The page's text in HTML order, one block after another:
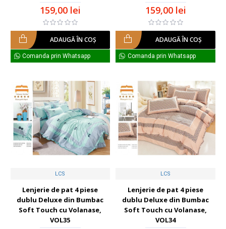
159,00 lei
ADAUGĂ ÎN COŞ
Comanda prin Whatsapp
159,00 lei
ADAUGĂ ÎN COŞ
Comanda prin Whatsapp
LCS
Lenjerie de pat 4 piese
dublu Deluxe din Bumbac
Soft Touch cu Volanase,
VOL35
LCS
Lenjerie de pat 4 piese
dublu Deluxe din Bumbac
Soft Touch cu Volanase,
VOL34